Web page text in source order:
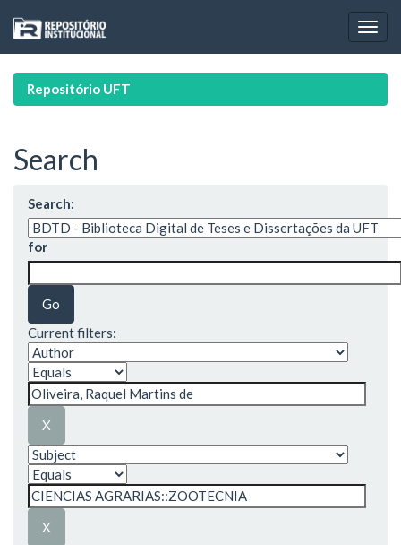
navigation
Repositório UFT
Search
Search:
for
Current filters: